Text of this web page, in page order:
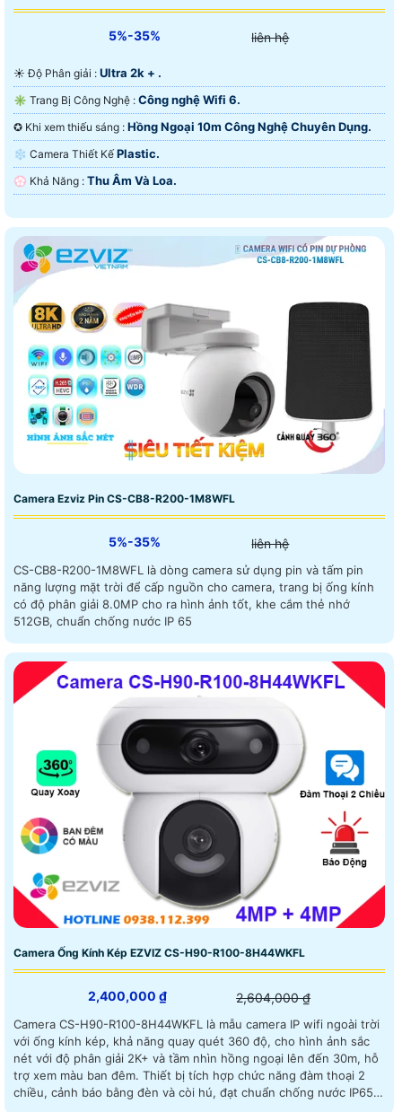
5%-35% liên hệ
☀️ Độ Phân giải : Ultra 2k + .
✳️ Trang Bị Công Nghệ : Công nghệ Wifi 6.
✪ Khi xem thiếu sáng : Hồng Ngoại 10m Công Nghệ Chuyên Dụng.
❄ Camera Thiết Kế Plastic.
️💮 Khả Năng : Thu Âm Và Loa.
Camera Ezviz Pin CS-CB8-R200-1M8WFL
5%-35% liên hệ
CS-CB8-R200-1M8WFL là dòng camera sử dụng pin và tấm pin
năng lượng mặt trời để cấp nguồn cho camera, trang bị ống kính
có độ phân giải 8.0MP cho ra hình ảnh tốt, khe cắm thẻ nhớ
512GB, chuẩn chống nước IP 65
Camera Ống Kính Kép EZVIZ CS-H90-R100-8H44WKFL
2,400,000 ₫ 2,604,000 ₫
Camera CS-H90-R100-8H44WKFL là mẫu camera IP wifi ngoài trời
với ống kính kép, khả năng quay quét 360 độ, cho hình ảnh sắc
nét với độ phân giải 2K+ và tầm nhìn hồng ngoại lên đến 30m, hỗ
trợ xem màu ban đêm. Thiết bị tích hợp chức năng đàm thoại 2
chiều, cảnh báo bằng đèn và còi hú, đạt chuẩn chống nước IP65,